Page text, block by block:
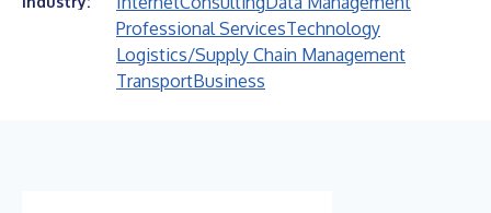
Professional ServicesTechnology
Logistics/Supply Chain Management
TransportBusiness